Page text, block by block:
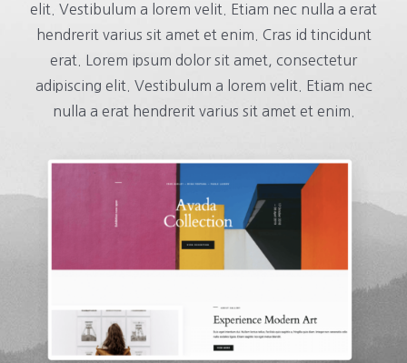
elit. Vestibulum a lorem velit. Etiam nec nulla a erat
hendrerit varius sit amet et enim. Cras id tincidunt
erat. Lorem ipsum dolor sit amet, consectetur
adipiscing elit. Vestibulum a lorem velit. Etiam nec
nulla a erat hendrerit varius sit amet et enim.